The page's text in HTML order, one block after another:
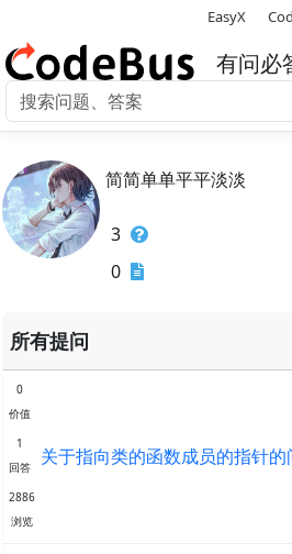
EasyX
有问必
简简单单平平淡淡
3
0
所有提问
0
价值
1
回答
2886
浏览
关于指向类的函数成员的指针的